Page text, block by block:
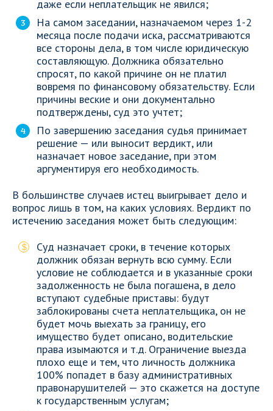
даже если неплательщик не явился;
На самом заседании, назначаемом через 1-2
месяца после подачи иска, рассматриваются
все стороны дела, в том числе юридическую
составляющую. Должника обязательно
спросят, по какой причине он не платил
вовремя по финансовому обязательству. Если
причины веские и они документально
подтверждены, суд это учтет;
По завершению заседания судья принимает
решение — или выносит вердикт, или
назначает новое заседание, при этом
аргументируя его необходимость.
В большинстве случаев истец выигрывает дело и
вопрос лишь в том, на каких условиях. Вердикт по
истечению заседания может быть следующим:
Суд назначает сроки, в течение которых
должник обязан вернуть всю сумму. Если
условие не соблюдается и в указанные сроки
задолженность не была погашена, в дело
вступают судебные приставы: будут
заблокированы счета неплательщика, он не
будет мочь выехать за границу, его
имущество будет описано, водительские
права изымаются и т.д. Ограничение выезда
плохо еще и тем, что личность должника
100% попадет в базу административных
правонарушителей — это скажется на доступе
к государственным услугам;